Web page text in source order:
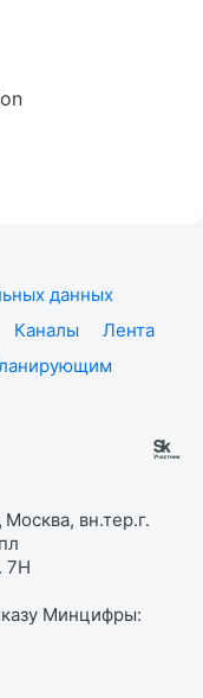
данных
Каналы
Лента
вн.тер.г.
7Н
Минцифры: